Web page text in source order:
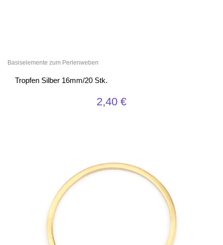
Basiselemente zum Perlenweben
Tropfen Silber 16mm/20 Stk.
2,40 €